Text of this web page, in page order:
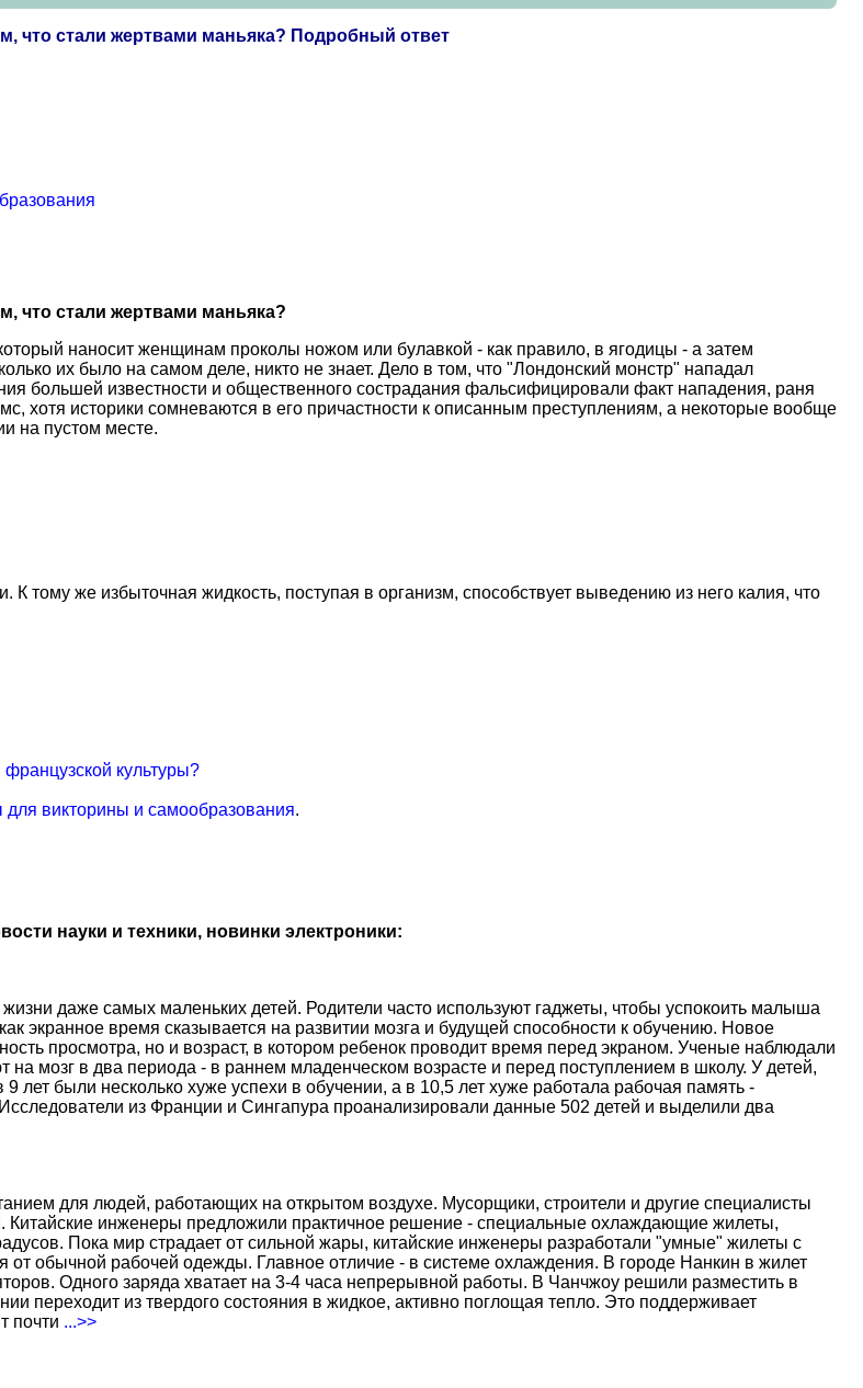
что стали жертвами маньяка? Подробный ответ
что стали жертвами маньяка?
наносит женщинам проколы ножом или булавкой - как правило, в ягодицы - а затем
их было на самом деле, никто не знает. Дело в том, что "Лондонский монстр" нападал
большей известности и общественного сострадания фальсифицировали факт нападения, раня
хотя историки сомневаются в его причастности к описанным преступлениям, а некоторые вообще
на пустом месте.
тому же избыточная жидкость, поступая в организм, способствует выведению из него калия, что
культуры?
викторины и самообразования.
науки и техники, новинки электроники:
даже самых маленьких детей. Родители часто используют гаджеты, чтобы успокоить малыша
экранное время сказывается на развитии мозга и будущей способности к обучению. Новое
просмотра, но и возраст, в котором ребенок проводит время перед экраном. Ученые наблюдали
на мозг в два периода - в раннем младенческом возрасте и перед поступлением в школу. У детей,
лет были несколько хуже успехи в обучении, а в 10,5 лет хуже работала рабочая память -
из Франции и Сингапура проанализировали данные 502 детей и выделили два
для людей, работающих на открытом воздухе. Мусорщики, строители и другие специалисты
инженеры предложили практичное решение - специальные охлаждающие жилеты,
Пока мир страдает от сильной жары, китайские инженеры разработали "умные" жилеты с
обычной рабочей одежды. Главное отличие - в системе охлаждения. В городе Нанкин в жилет
Одного заряда хватает на 3-4 часа непрерывной работы. В Чанчжоу решили разместить в
переходит из твердого состояния в жидкое, активно поглощая тепло. Это поддерживает
почти ...>>